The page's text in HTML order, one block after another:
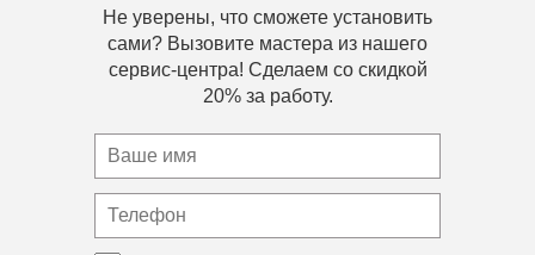
Не уверены, что сможете установить
сами? Вызовите мастера из нашего
сервис-центра! Сделаем со скидкой
20% за работу.